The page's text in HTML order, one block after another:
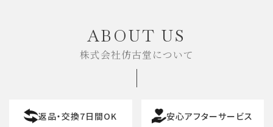
ABOUT US
株式会社仿古堂について
返品・交換7日間OK 安心アフターサービス